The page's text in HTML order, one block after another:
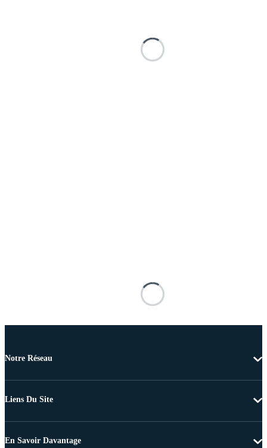
Notre Réseau
Liens Du Site
En Savoir Davantage